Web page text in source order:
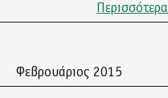
Περισσότερα
Φεβρουάριος 2015